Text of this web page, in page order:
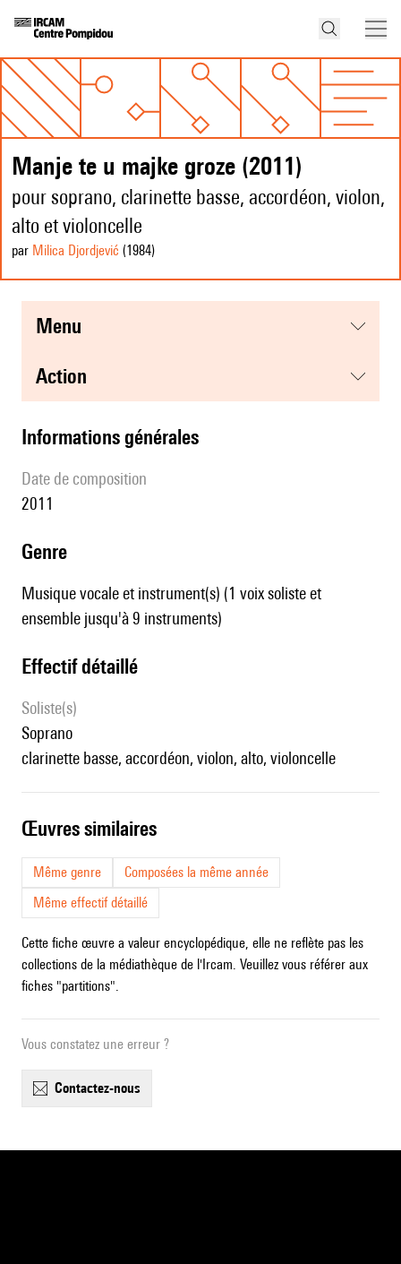
Manje te u majke groze (2011)
pour soprano, clarinette basse, accordéon, violon,
alto et violoncelle
par Milica Djordjević (1984)
menu
action
informations générales
date de composition
2011
genre
Musique vocale et instrument(s) (1 voix soliste et
ensemble jusqu'à 9 instruments)
effectif détaillé
Soliste(s)
soprano
clarinette basse, accordéon, violon, alto, violoncelle
œuvres similaires
Même genre
Composées la même année
Même effectif détaillé
Cette fiche œuvre a valeur encyclopédique, elle ne reflète pas les
collections de la médiathèque de l'Ircam. Veuillez vous référer aux
fiches "partitions".
Vous constatez une erreur ?
contactez-nous